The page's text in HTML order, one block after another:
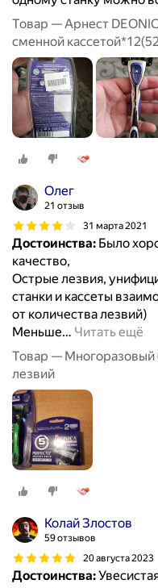
Товар — Арнест
сменной
Олег
21 отзыв
31 марта 2021
Достоинства: Было
качество,
Острые лезвия,
станки и кассеты
от количества лезвий)
Меньше… Читать ещё
Товар — Многоразовый
лезвий
Колай Злостов
59 отзывов
20 августа 2023
Достоинства: